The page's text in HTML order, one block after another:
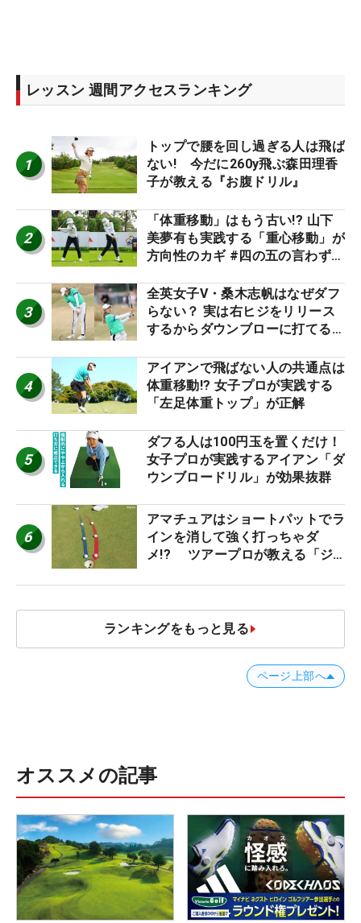
レッスン 週間アクセスランキング
1
トップで腰を回し過ぎる人は飛ば
ない! 今だに260y飛ぶ森田理香
子が教える『お腹ドリル』
2
「体重移動」はもう古い!? 山下
美夢有も実践する「重心移動」が
方向性のカギ #四の五の言わず振
3
全英女子V・桑木志帆はなぜダフ
らない？ 実は右ヒジをリリース
するからダウンブローに打てる #
4
アイアンで飛ばない人の共通点は
体重移動!? 女子プロが実践する
「左足体重トップ」が正解
5
ダフる人は100円玉を置くだけ！
女子プロが実践するアイアン「ダ
ウンブロードリル」が効果抜群
6
アマチュアはショートパットでラ
インを消して強く打っちゃダ
メ!? ツアープロが教える「ジ
減するワケ
ランキングをもっと見る
ページ上部へ
オススメの記事